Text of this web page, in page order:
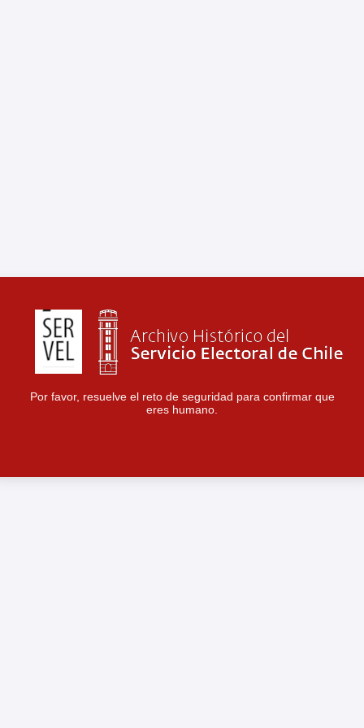
Por favor, resuelve el reto de seguridad para confirmar que
eres humano.